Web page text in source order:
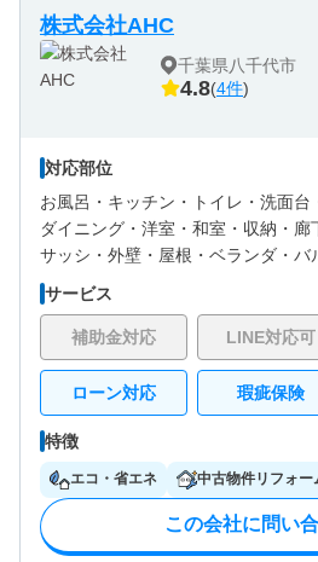
株式会社AHC
千葉県八千代市
4.8(4件)
対応部位
お風呂・ キッチン・ トイレ・ 洗面台
ダイニング・ 洋室・ 和室・ 収納・ 廊
サッシ・ 外壁・ 屋根・ ベランダ・バ
サービス
補助金対応 LINE対応可
ローン対応 瑕疵保険
特徴
エコ・省エネ 中古物件リフォー
この会社に問い